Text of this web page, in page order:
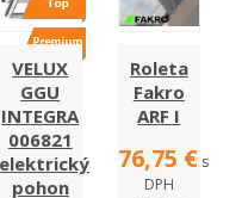
VELUX
GGU
INTEGRA
006821
elektrický
pohon
Roleta
Fakro
ARF I
76,75 € s
DPH